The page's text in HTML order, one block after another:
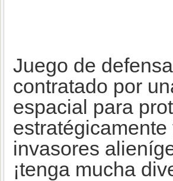
Juego de
contratado por
espacial para
invasores
¡tenga mucha